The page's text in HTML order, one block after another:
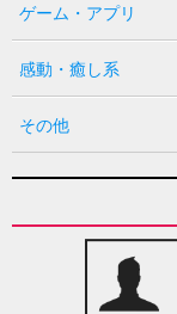
ゲーム・アプリ
感動・癒し系
その他